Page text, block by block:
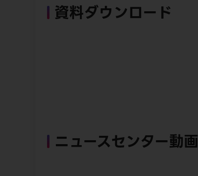
資料ダウンロード
ニュースセンター動画